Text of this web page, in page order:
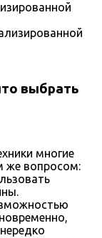
выбрать
многие
же вопросом: